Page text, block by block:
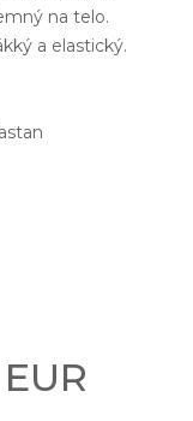
na telo.
a elastický.